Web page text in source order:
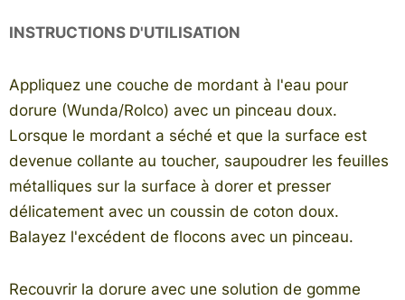
INSTRUCTIONS D'UTILISATION
Appliquez une couche de mordant à l'eau pour
dorure (Wunda/Rolco) avec un pinceau doux.
Lorsque le mordant a séché et que la surface est
devenue collante au toucher, saupoudrer les feuilles
métalliques sur la surface à dorer et presser
délicatement avec un coussin de coton doux.
Balayez l'excédent de flocons avec un pinceau.
Recouvrir la dorure avec une solution de gomme